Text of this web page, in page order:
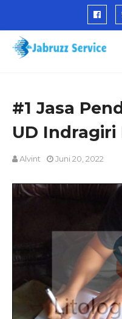
#1 Jasa
UD Indragiri
Alvint Juni 20, 2022